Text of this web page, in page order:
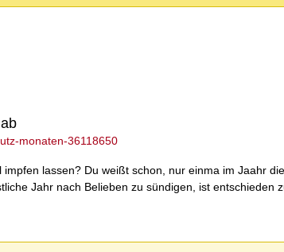
monaten-36118650
lassen? Du weißt schon, nur einma im Jaahr
Jahr nach Belieben zu sündigen, ist entschieden